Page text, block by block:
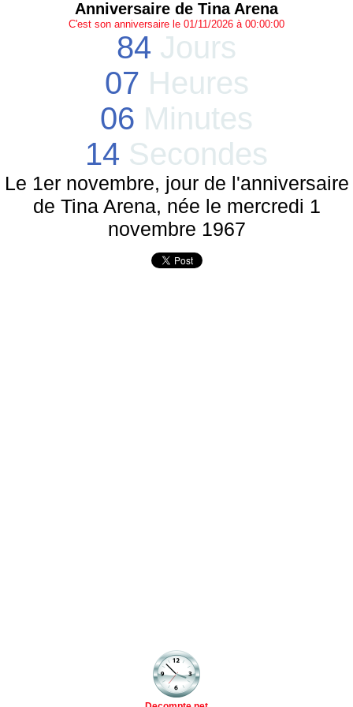
Anniversaire de Tina Arena
C'est son anniversaire le 01/11/2026 à 00:00:00
84 Jours
07 Heures
06 Minutes
14 Secondes
Le 1er novembre, jour de l'anniversaire
de Tina Arena, née le mercredi 1
novembre 1967